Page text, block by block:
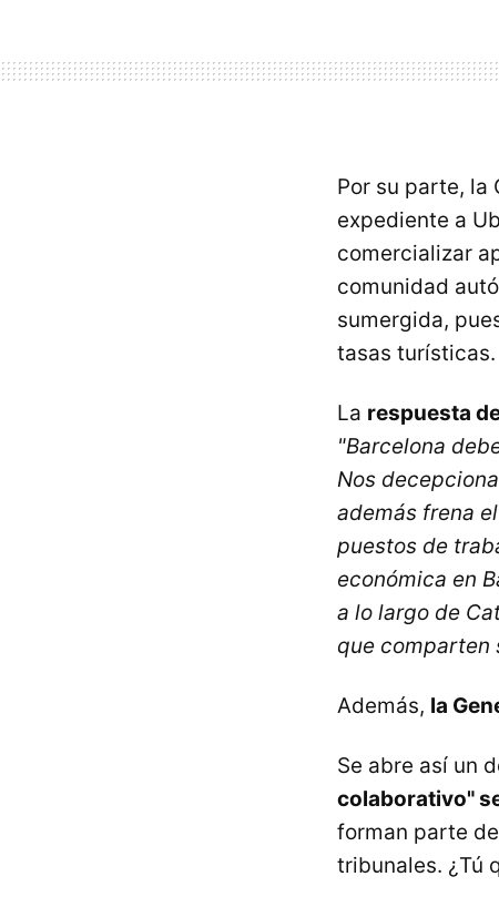
Por su parte, la
expediente a
comercializar
comunidad
sumergida,
tasas turísticas.
La respuesta
"Barcelona
Nos
además frena
puestos de
económica en
a lo largo de
que comparten
Además, la
Se abre así un
colaborativo"
forman parte
tribunales. ¿Tú